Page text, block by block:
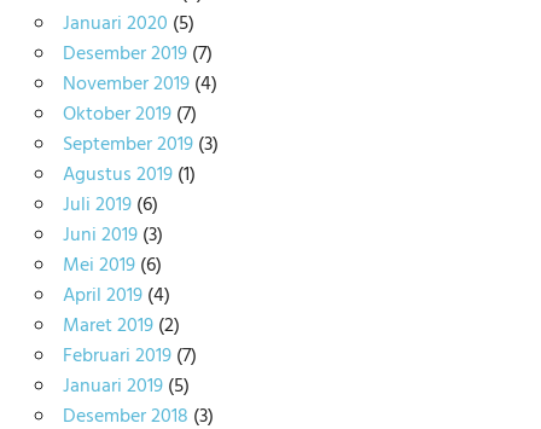
Januari 2020 (5)
Desember 2019(7)
November 2019(4)
Oktober 2019(7)
September 2019(3)
Agustus 2019(1)
Juli 2019(6)
Juni 2019(3)
Mei 2019(6)
April 2019(4)
Maret 2019(2)
Februari 2019(7)
Januari 2019(5)
Desember 2018 (3)